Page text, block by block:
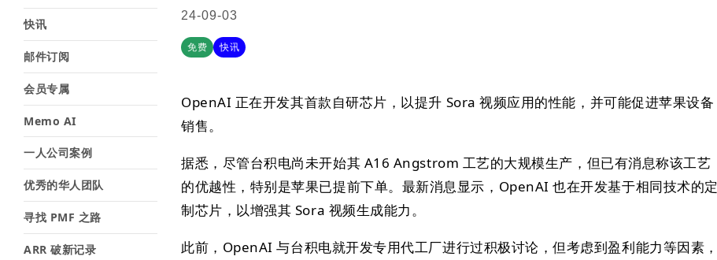
快讯
邮件订阅
会员专属
Memo AI
一人公司案例
优秀的华人团队
寻找 PMF 之路
ARR 破新记录
24-09-03
免费 快讯
OpenAI 正在开发其首款自研芯片，以提升 Sora 视频应用的性能，并可能促进苹果设备
销售。
据悉，尽管台积电尚未开始其 A16 Angstrom 工艺的大规模生产，但已有消息称该工艺
的优越性，特别是苹果已提前下单。最新消息显示，OpenAI 也在开发基于相同技术的定
制芯片，以增强其 Sora 视频生成能力。
此前，OpenAI 与台积电就开发专用代工厂进行过积极讨论，但考虑到盈利能力等因素，